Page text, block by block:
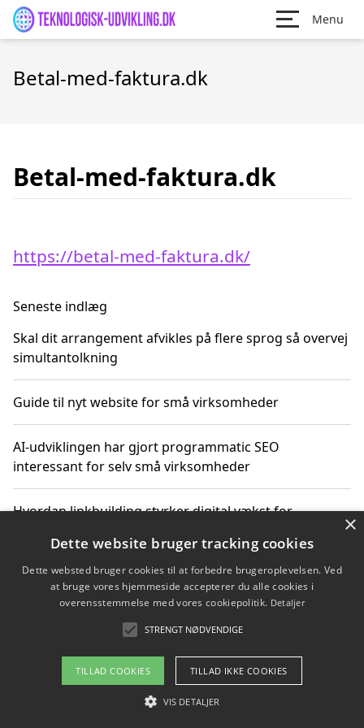
Menu
Betal-med-faktura.dk
Betal-med-faktura.dk
https://betal-med-faktura.dk/
Seneste indlæg
Skal dit arrangement afvikles på flere sprog så overvej
simultantolkning
Guide til nyt website for små virksomheder
AI-udviklingen har gjort programmatic SEO
interessant for selv små virksomheder
Hvordan linkbuilding styrker digital vækst for
Sådan har udviklingen inden for genbrug af elektronik
ændret sig
Copyright 2026 - Pilanto Aps
Om / kontakt
×
Dette website bruger tracking cookies
Dette websted bruger cookies til at forbedre brugeroplevelsen. Ved
at bruge vores hjemmeside accepterer du alle cookies i
overensstemmelse med vores cookiepolitik. Detaljer
STRENGT NØDVENDIGE
TILLAD COOKIES TILLAD IKKE COOKIES
VIS DETALJER